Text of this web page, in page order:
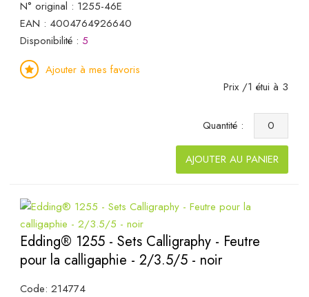
N° original : 1255-46E
EAN : 4004764926640
Disponibilité : 5
Ajouter à mes favoris
Prix /1 étui à 3
Quantité :
AJOUTER AU PANIER
Edding® 1255 - Sets Calligraphy - Feutre
pour la calligaphie - 2/3.5/5 - noir
Code: 214774